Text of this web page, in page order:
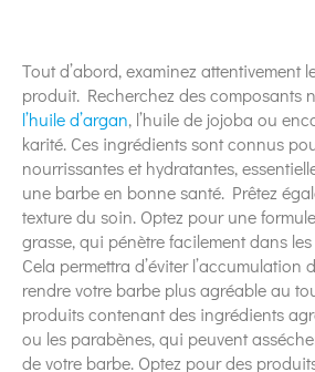
Tout d’abord, examinez attentivement
produit. Recherchez des composants
l’huile d’argan, l’huile de jojoba ou
karité. Ces ingrédients sont connus
nourrissantes et hydratantes,
une barbe en bonne santé. Prêtez
texture du soin. Optez pour une
grasse, qui pénètre facilement dans
Cela permettra d’éviter l’accumulation
rendre votre barbe plus agréable au
produits contenant des ingrédients
ou les parabènes, qui peuvent
de votre barbe. Optez pour des